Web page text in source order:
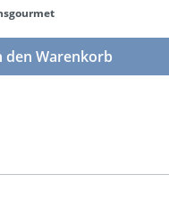
den Warenkorb